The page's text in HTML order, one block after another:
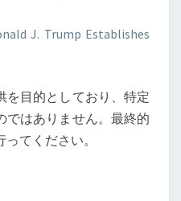
J. Trump Establishes
を目的としており、特定
ではありません。最終的
てください。